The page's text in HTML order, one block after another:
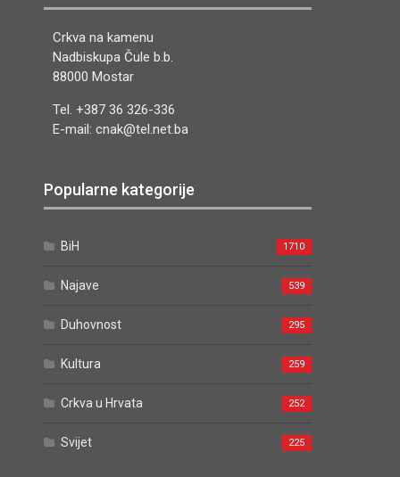
Crkva na kamenu
Nadbiskupa Čule b.b.
88000 Mostar
Tel. +387 36 326-336
E-mail: cnak@tel.net.ba
Popularne kategorije
BiH 1710
Najave 539
Duhovnost 295
Kultura 259
Crkva u Hrvata 252
Svijet 225